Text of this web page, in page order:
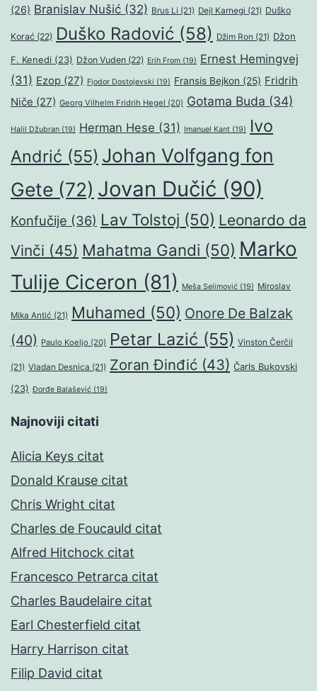
(26) Branislav Nušić (32) Brus Li (21) Dejl Karnegi (21) Duško
Korać (22) Duško Radović (58) Džim Ron (21) Džon
F. Kenedi (23) Džon Vuden (22) Erih From (19) Ernest Hemingvej
(31) Ezop (27) Fjodor Dostojevski (19) Fransis Bejkon (25) Fridrih
Niče (27) Georg Vilhelm Fridrih Hegel (20) Gotama Buda (34)
Halil Džubran (19) Herman Hese (31) Imanuel Kant (19)
Ivo
Andrić (55) Johan Volfgang fon
Gete (72) Jovan Dučić (90)
Konfučije (36) Lav Tolstoj (50) Leonardo da
Vinči (45) Mahatma Gandi (50) Marko
Tulije Ciceron (81) Meša Selimović (19) Miroslav
Mika Antić (21) Muhamed (50) Onore De Balzak
(40) Paulo Koeljo (20) Petar Lazić (55) Vinston Čerčil
(21) Vladan Desnica (21) Zoran Đinđić (43) Čarls Bukovski
(23) Đorđe Balašević (19)
Najnoviji citati
Alicia Keys citat
Donald Krause citat
Chris Wright citat
Charles de Foucauld citat
Alfred Hitchock citat
Francesco Petrarca citat
Charles Baudelaire citat
Earl Chesterfield citat
Harry Harrison citat
Filip David citat